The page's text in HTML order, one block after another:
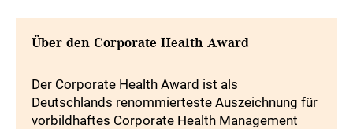
Über den Corporate Health Award
Der Corporate Health Award ist als
Deutschlands renommierteste Auszeichnung für
vorbildhaftes Corporate Health Management